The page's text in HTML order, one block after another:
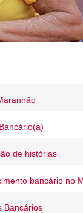
de histórias
bancário no
Bancários